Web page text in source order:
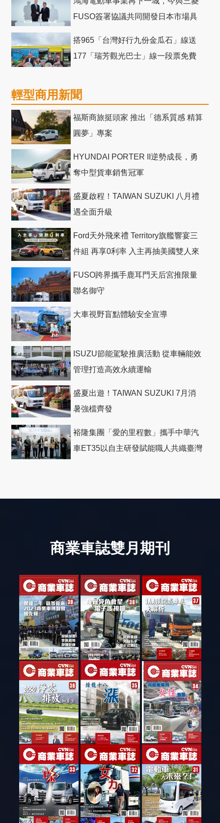
FUSO簽署協議共同開發日本市場具
搭965「台灣好行九份金瓜石」線送
177「瑞芳觀光巴士」線一段票免費
輕型商用新聞
福斯商旅挺頭家 推出「德系質感 精算
圓夢」專案
HYUNDAI PORTER II逆勢成長，勇
奪中型貨車銷售冠軍
盛夏啟程！TAIWAN SUZUKI 八月禮
遇全面升級
Ford天外飛來禮 Territory旗艦響宴三
件組 再享0利率 入主再抽美國雙人來
FUSO跨界攜手鹿耳門天后宮推限量
聯名御守
大車視野盲點體驗安全宣導
ISUZU節能駕駛推廣活動 從車輛能效
管理打造高效永續運輸
盛夏出遊！TAIWAN SUZUKI 7月消
暑強檔齊發
裕隆集團「愛的里程數」攜手中華汽
車ET35以自主研發賦能職人共織臺灣
商業車誌雙月期刊